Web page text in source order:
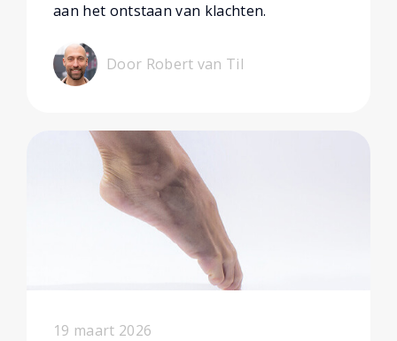
aan het ontstaan van klachten.
Door Robert van Til
19 maart 2026